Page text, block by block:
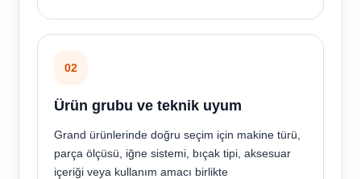
02
Ürün grubu ve teknik uyum
Grand ürünlerinde doğru seçim için makine türü,
parça ölçüsü, iğne sistemi, bıçak tipi, aksesuar
içeriği veya kullanım amacı birlikte